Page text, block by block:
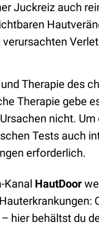
Juckreiz auch
Therapie des
Therapie gebe
nicht. Um
Tests auch
erforderlich.
Kanal HautDoor
hier behältst du